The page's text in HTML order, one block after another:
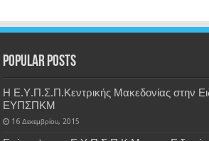
Popular Posts
Η Ε.Υ.Π.Σ.Π.Κεντρικής Μακεδονίας στην
ΕΥΠΣΠΚΜ
16 Δεκεμβρίου, 2015